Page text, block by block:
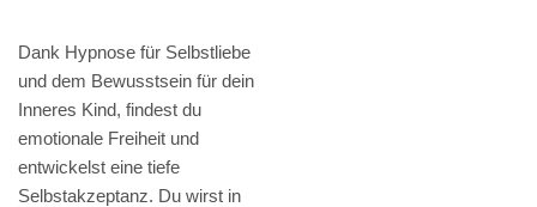
Dank Hypnose für Selbstliebe
und dem Bewusstsein für dein
Inneres Kind, findest du
emotionale Freiheit und
entwickelst eine tiefe
Selbstakzeptanz. Du wirst in